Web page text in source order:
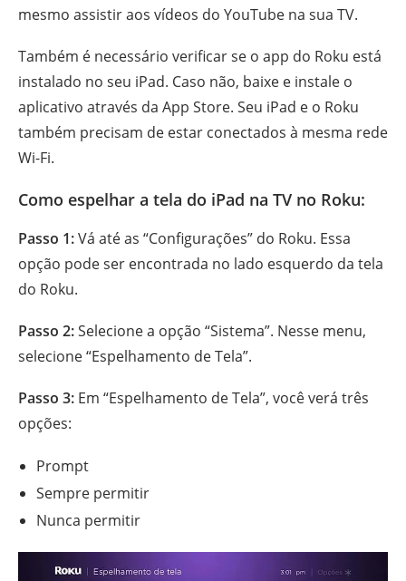
mesmo assistir aos vídeos do YouTube na sua TV.
Também é necessário verificar se o app do Roku está
instalado no seu iPad. Caso não, baixe e instale o
aplicativo através da App Store. Seu iPad e o Roku
também precisam de estar conectados à mesma rede
Wi-Fi.
Como espelhar a tela do iPad na TV no Roku:
Passo 1:Vá até as “Configurações” do Roku. Essa
opção pode ser encontrada no lado esquerdo da tela
do Roku.
Passo 2:Selecione a opção “Sistema”. Nesse menu,
selecione “Espelhamento de Tela”.
Passo 3: Em “Espelhamento de Tela”, você verá três
opções:
Prompt
Sempre permitir
Nunca permitir